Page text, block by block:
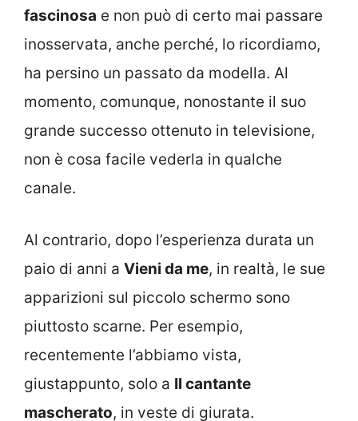
fascinosa e non può di certo mai passare
inosservata, anche perché, lo ricordiamo,
ha persino un passato da modella. Al
momento, comunque, nonostante il suo
grande successo ottenuto in televisione,
non è cosa facile vederla in qualche
canale.
Al contrario, dopo l’esperienza durata un
paio di anni a Vieni da me, in realtà, le sue
apparizioni sul piccolo schermo sono
piuttosto scarne. Per esempio,
recentemente l’abbiamo vista,
giustappunto, solo a Il cantante
mascherato, in veste di giurata.